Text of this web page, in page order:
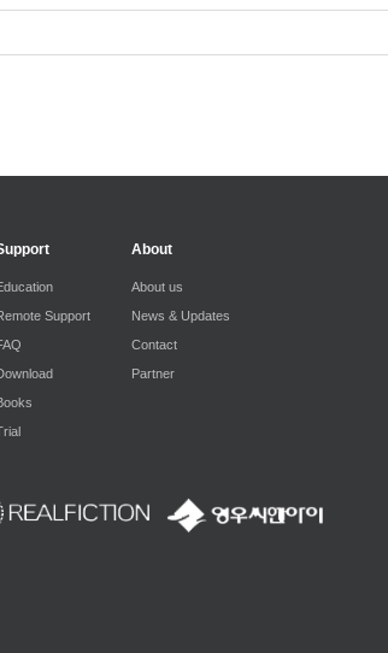
Support
About
About us
News & Updates
Contact
Partner